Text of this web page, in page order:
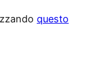
questo